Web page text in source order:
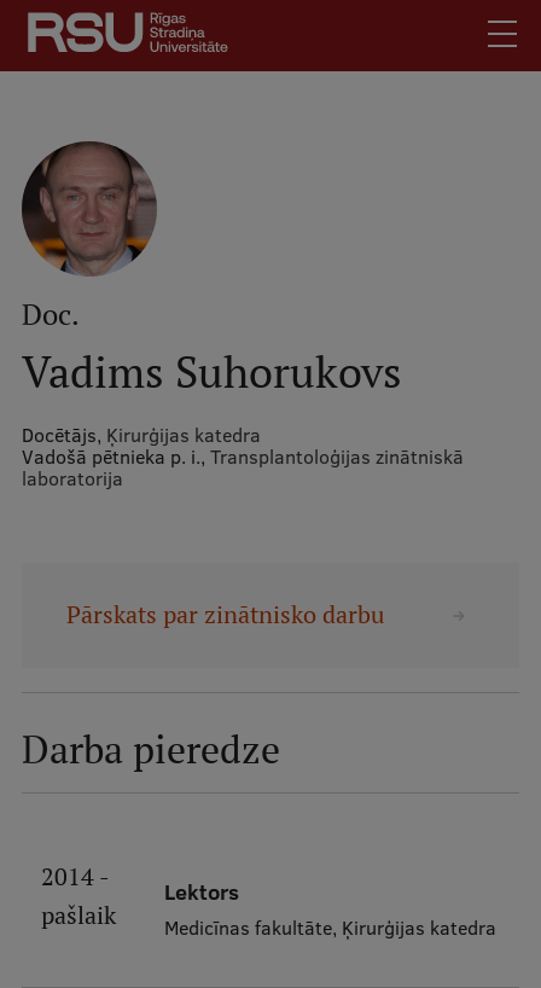
Pārlekt
galveno
saturu
Latviski
Meklēt Mobile
augšējā
izvēlne
Skolēniem
Studentiem
Darba devējiem
Kontakti
galvenā
Studiju iespējas
Maģistra studiju programmas
Uzņemšana
Praktiska informācija
Doc.
Vadims Suhorukovs
Docētājs, Ķirurģijas katedra
Vadošā pētnieka p. i., Transplantoloģijas zinātniskā
laboratorija
Pārskats par zinātnisko darbu
Darba pieredze
2014 -
pašlaik
Lektors
Medicīnas fakultāte, Ķirurģijas katedra